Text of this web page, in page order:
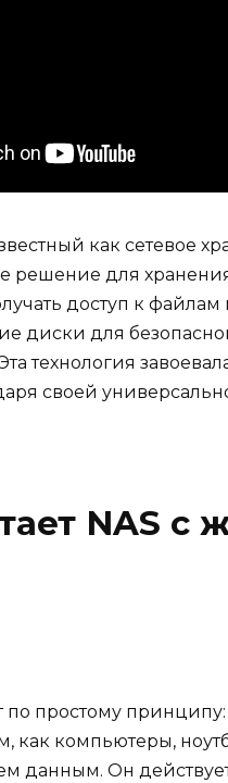
как сетевое
решение для
доступ к
диски для
технология
своей
NAS с
по простому
как компьютеры,
данным. Он